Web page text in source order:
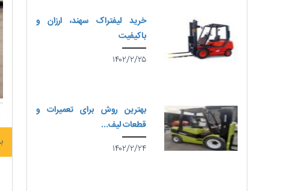
خرید لیفتراک سهند، ارزان و
باکیفیت
۱۴۰۲/۲/۲۵
بهترین روش برای تعمیرات و
قطعات لیف...
۱۴۰۲/۲/۲۴